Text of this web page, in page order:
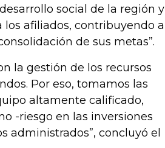
social de la región y
afiliados, contribuyendo al
de sus metas”.
la gestión de los recursos
Por eso, tomamos las
altamente calificado,
-riesgo en las inversiones
administrados”, concluyó el